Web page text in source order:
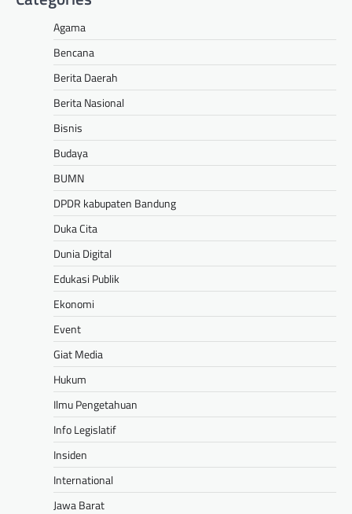
Agama
Bencana
Berita Daerah
Berita Nasional
Bisnis
Budaya
BUMN
DPDR kabupaten Bandung
Duka Cita
Dunia Digital
Edukasi Publik
Ekonomi
Event
Giat Media
Hukum
Ilmu Pengetahuan
Info Legislatif
Insiden
International
Jawa Barat